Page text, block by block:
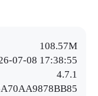
108.57M
07-08 17:38:55
4.7.1